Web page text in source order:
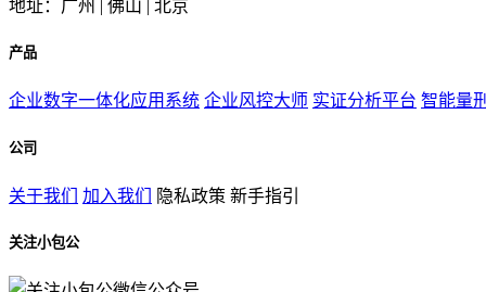
地址：广州 | 佛山 | 北京
产品
企业数字一体化应用系统 企业风控大师 实证分析平台 智能量
公司
关于我们 加入我们 隐私政策 新手指引
关注小包公